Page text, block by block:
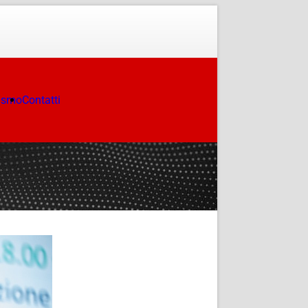
Contatti